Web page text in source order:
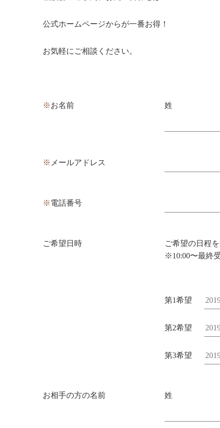
公式ホームページからが一番お得！
お気軽にご相談ください。
※お名前 姓
※ メールアドレス
※電話番号
ご希望日時
ご希望の日程
※10:00〜最終
第1希望
第2希望
第3希望
お相手の方の名前 姓